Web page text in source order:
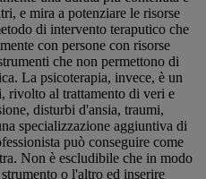
e mira a potenziare le risorse
di intervento teraputico che
con persone con risorse
che non permettono di
La psicoterapia, invece, è un
rivolto al trattamento di veri e
disturbi d'ansia, traumi,
specializzazione aggiuntiva di
può conseguire come
Non è escludibile che in modo
o l'altro ed inserire